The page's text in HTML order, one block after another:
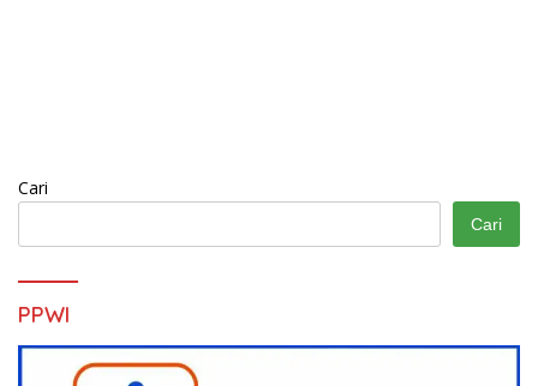
Cari
Cari
PPWI